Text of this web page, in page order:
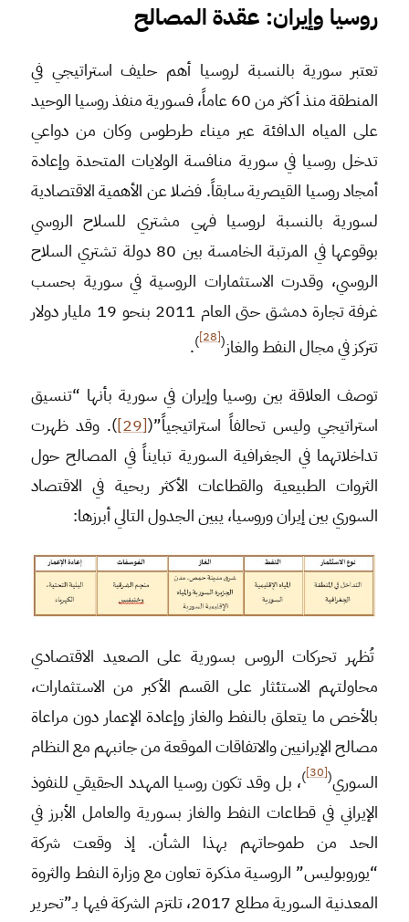
روسيا وإيران: عقدة المصالح
تعتبر سورية بالنسبة لروسيا أهم حليف استراتيجي في
المنطقة منذ أكثر من 60 عاماً، فسورية منفذ روسيا الوحيد
على المياه الدافئة عبر ميناء طرطوس وكان من دواعي
تدخل روسيا في سورية منافسة الولايات المتحدة وإعادة
أمجاد روسيا القيصرية سابقاً. فضلا عن الأهمية الاقتصادية
لسورية بالنسبة لروسيا فهي مشتري للسلاح الروسي
بوقوعها في المرتبة الخامسة بين 80 دولة تشتري السلاح
الروسي، وقدرت الاستثمارات الروسية في سورية بحسب
غرفة تجارة دمشق حتى العام 2011 بنحو 19 مليار دولار
تتركز في مجال النفط والغاز(
[28]
)
.
توصف العلاقة بين روسيا وإيران في سورية بأنها “تنسيق
استراتيجي وليس تحالفاً استراتيجياً”([29]
). وقد ظهرت
تداخلاتهما في الجغرافية السورية تبايناً في المصالح حول
الثروات الطبيعية والقطاعات الأكثر ربحية في الاقتصاد
السوري بين إيران وروسيا، يبين الجدول التالي أبرزها:
تُظهر تحركات الروس بسورية على الصعيد الاقتصادي
محاولتهم الاستئثار على القسم الأكبر من الاستثمارات،
بالأخص ما يتعلق بالنفط والغاز وإعادة الإعمار دون مراعاة
مصالح الإيرانيين والاتفاقات الموقعة من جانبهم مع النظام
السوري(
[30]
)، بل وقد تكون روسيا المهدد الحقيقي للنفوذ
الإيراني في قطاعات النفط والغاز بسورية والعامل الأبرز في
الحد من طموحاتهم بهذا الشأن. إذ وقعت شركة
“يوروبوليس” الروسية مذكرة تعاون مع وزارة النفط والثروة
المعدنية السورية مطلع 2017، تلتزم الشركة فيها بـ”تحرير